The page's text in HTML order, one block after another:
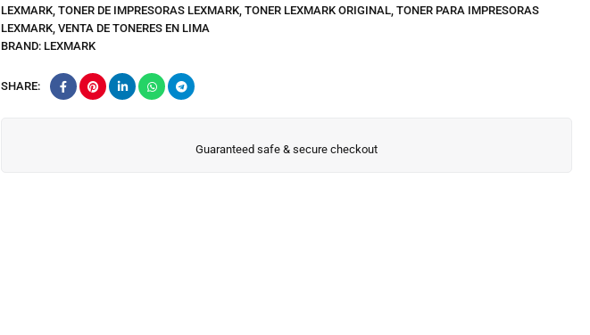
LEXMARK, TONER DE IMPRESORAS LEXMARK, TONER LEXMARK ORIGINAL, TONER PARA IMPRESORAS
LEXMARK, VENTA DE TONERES EN LIMA
BRAND: LEXMARK
SHARE:
Guaranteed safe & secure checkout